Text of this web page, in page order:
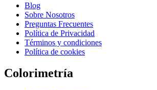
Blog
Sobre Nosotros
Preguntas Frecuentes
Política de Privacidad
Términos y condiciones
Política de cookies
Colorimetría